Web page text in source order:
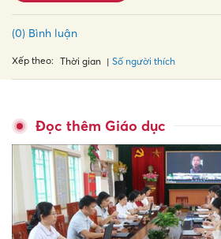
(0) Bình luận
Xếp theo: Thời gian Số người thích
Đọc thêm Giáo dục